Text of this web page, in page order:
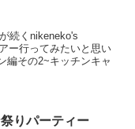
続くnikeneko's
ー行ってみたいと思い
編その2~キッチンキャ
りパーティー